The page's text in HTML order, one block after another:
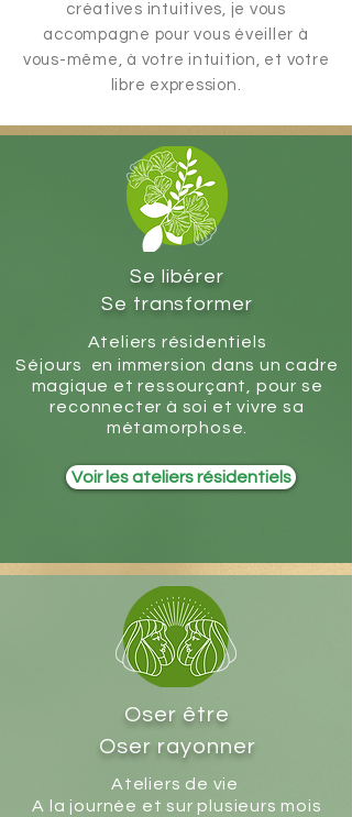
créatives intuitives, je vous
accompagne pour vous éveiller à
vous-même, à votre intuition, et votre
libre expression.
Se libérer
Se transformer
Ateliers résidentiels
Séjours
en immersion dans un cadre
magique et ressourçant, pour se
reconnecter à soi et vivre sa
métamorphose.
Voir les ateliers résidentiels
Oser être
Oser rayonner
Ateliers de vie
A la journée et sur plusieurs mois